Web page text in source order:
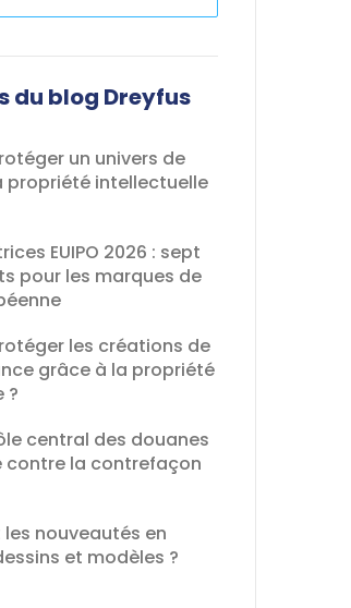
du blog Dreyfus
un univers de
propriété intellectuelle
EUIPO 2026 : sept
pour les marques de
les créations de
grâce à la propriété
?
central des douanes
contre la contrefaçon
nouveautés en
et modèles ?